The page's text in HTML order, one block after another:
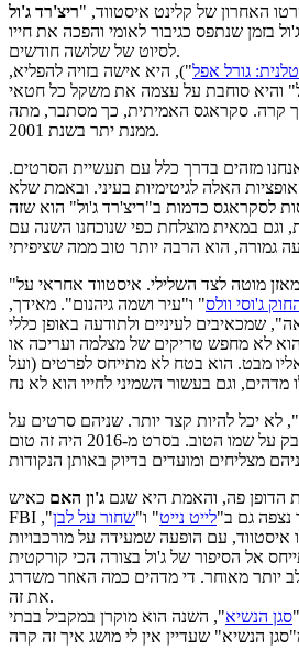
האחרון של קלינט איסטווד, "ריצ'רד ג'ול
שנתפס כגיבור לאומי והפכה את חייו
לסיוט של שלושה חודשים.
גורל אפל"), היא אישה בזויה להפליא,
והיא סוחבת על עצמה את משקל כל חטאי
קרה. סקראגס האמיתית, כך מסתבר, מתה
ממנת יתר בשנת 2001.
מזהים בדרך כלל עם תעשיית הסרטים.
האלה לגיטימיות בעיני. ובאמת שלא
לסקראגס כדמות ב"ריצ'רד ג'ול" הוא שזה
וגם במאית מוצלחת כפי שנוכחנו השנה עם
"המאזן מוטה לצד השלילי. איסטווד אחראי על
ג'וסי וולס" ו"עיר ושמה גיהנום". מאידך,
לא מחפש טריקים של מצלמה ועריכה או
מבט. הוא בטח לא מתייחס לפרטים (ועל
", לא יכל להיות קצר יותר. שניהם סרטים על
אדם אמריקאי מהשורה, איש שרק מידות טובות הובילו אותו כל חייו, שעושה מעשה גבורה רק כדי לראות את "השיטה" מפנה אליו גב והופכת אותו למוקצה, מוציאה אותו למאבק על שמו הטוב. בסרט מ-2016 היה זה טום
הדופן פה, והאמת היא שגם ג'ון האם כאיש
נצפה גם ב"לייט נייט" ו"שחור על לבן",
איסטווד, עם הופעה שמעידה על מורכבויות
אל הסיפור של ג'ול בצורה הכי קורקטית
יותר מאוחר. די מדהים כמה האוזר משדרג
את זה.
סגן הנשיא", השנה הוא מוקרן במקביל בבתי